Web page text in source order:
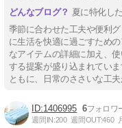
夏に特化し
季節に合わせた工夫や便利
に生活を快適に過ごすため
なアイテムの詳細に加え、
する提案が盛り込まれてい
ともに、日常のささいな工
1406995 6
週間IN:200 週間OUT:460